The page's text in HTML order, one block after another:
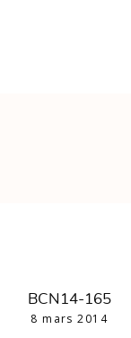
BCN14-165
8 mars 2014